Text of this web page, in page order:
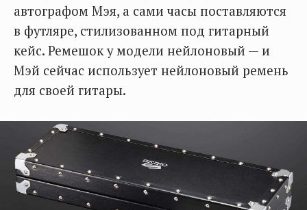
автографом Мэя, а сами часы поставляются
в футляре, стилизованном под гитарный
кейс. Ремешок у модели нейлоновый — и
Мэй сейчас использует нейлоновый ремень
для своей гитары.